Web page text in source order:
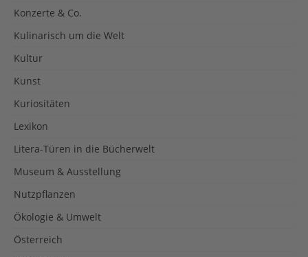
Konzerte & Co.
Kulinarisch um die Welt
Kultur
Kunst
Kuriositäten
Lexikon
Litera-Türen in die Bücherwelt
Museum & Ausstellung
Nutzpflanzen
Ökologie & Umwelt
Österreich